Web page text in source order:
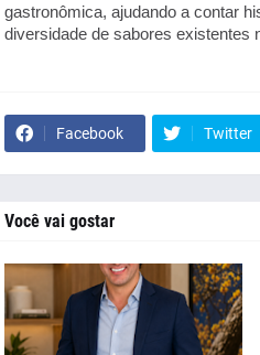
gastronômica, ajudando a contar
diversidade de sabores existentes
Facebook Twitter
Você vai gostar